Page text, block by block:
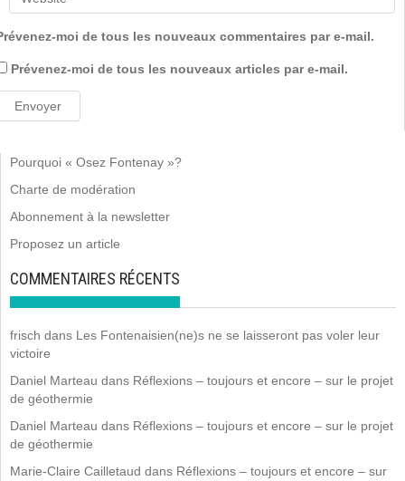
moi de tous les nouveaux commentaires par e-mail.
Prévenez-moi de tous les nouveaux articles par e-mail.
Pourquoi « Osez Fontenay »?
Charte de modération
Abonnement à la newsletter
Proposez un article
COMMENTAIRES RÉCENTS
frisch dans Les Fontenaisien(ne)s ne se laisseront pas voler leur
victoire
Daniel Marteau dans Réflexions – toujours et encore – sur le projet
de géothermie
Daniel Marteau dans Réflexions – toujours et encore – sur le projet
de géothermie
Marie-Claire Cailletaud dans Réflexions – toujours et encore – sur